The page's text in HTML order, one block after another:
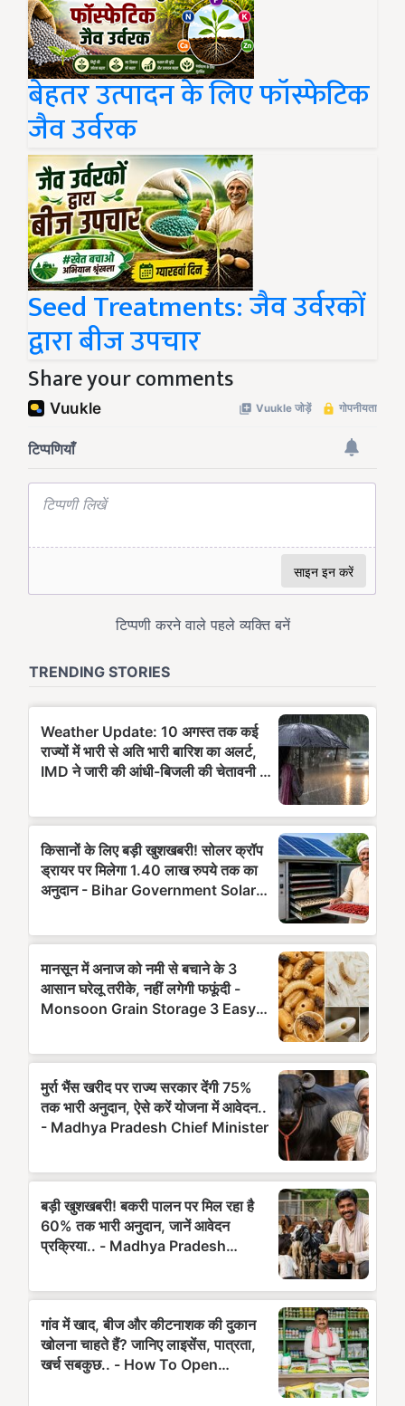
बेहतर उत्पादन के लिए फॉस्फेटिक
जैव उर्वरक
Seed Treatments: जैव उर्वरकों
द्वारा बीज उपचार
Share your comments